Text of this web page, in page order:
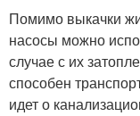
Помимо выкачки
насосы можно
случае с их
способен
идет о